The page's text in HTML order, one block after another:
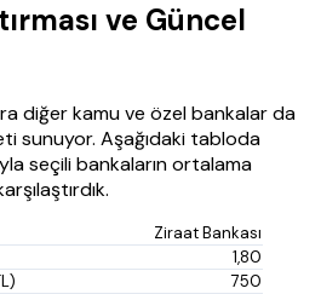
ve Güncel
diğer kamu ve özel bankalar da
sunuyor. Aşağıdaki tabloda
seçili bankaların ortalama
Ziraat Bankası
1,80
750